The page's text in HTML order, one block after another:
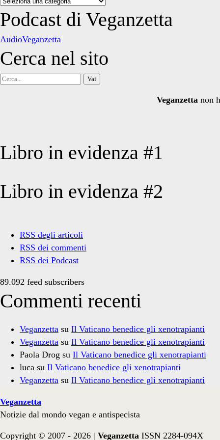
degli
articoli
Podcast di Veganzetta
AudioVeganzetta
Cerca nel sito
Cerca
Veganzetta non
Libro in evidenza #1
Libro in evidenza #2
RSS degli articoli
RSS dei commenti
RSS dei Podcast
89.092 feed subscribers
Commenti recenti
Veganzetta su Il Vaticano benedice gli xenotrapianti
Veganzetta su Il Vaticano benedice gli xenotrapianti
Paola Drog su Il Vaticano benedice gli xenotrapianti
luca su Il Vaticano benedice gli xenotrapianti
Veganzetta su Il Vaticano benedice gli xenotrapianti
Veganzetta
Notizie dal mondo vegan e antispecista
Copyright © 2007 - 2026 | Veganzetta ISSN 2284-094X